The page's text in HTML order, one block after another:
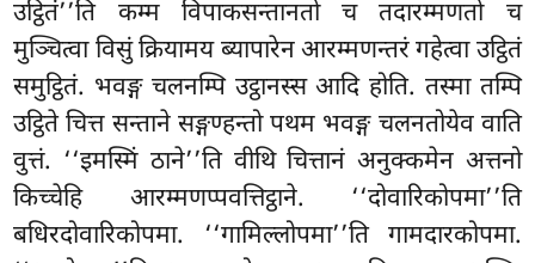
उट्ठितं’’ति कम्म विपाकसन्तानतो च तदारम्मणतो च
मुञ्चित्वा विसुं क्रियामय ब्यापारेन आरम्मणन्तरं गहेत्वा उट्ठितं
समुट्ठितं. भवङ्ग चलनम्पि उट्ठानस्स आदि होति. तस्मा तम्पि
उट्ठिते चित्त सन्ताने सङ्गण्हन्तो पथम भवङ्ग चलनतोयेव वाति
वुत्तं. ‘‘इमस्मिं ठाने’’ति वीथि चित्तानं अनुक्कमेन अत्तनो
किच्चेहि आरम्मणप्पवत्तिट्ठाने. ‘‘दोवारिकोपमा’’ति
बधिरदोवारिकोपमा. ‘‘गामिल्लोपमा’’ति गामदारकोपमा.